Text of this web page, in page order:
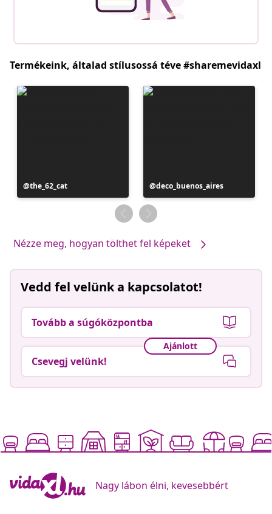
Termékeink, általad stílusossá téve #sharemevidaxl
Bejegyzés
közzétevője
the_62_cat
Bejegyzés
közzétevője
deco_buenos_aires
Nézze meg, hogyan tölthet fel képeket
Vedd fel velünk a kapcsolatot!
Tovább a súgóközpontba
Ajánlott
Csevegj velünk!
Nagy lábon élni, kevesebbért